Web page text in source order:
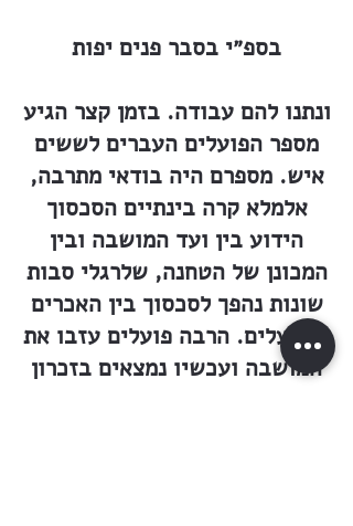
בספ״י בסבר פנים יפות
ונתנו להם עבודה. בזמן קצר הגיע
מספר הפועלים העברים לששים
איש. מספרם היה בודאי מתרבה,
אלמלא קרה בינתיים הסכסוך
הידוע בין ועד המושבה ובין
המכונן של הטחנה, שלרגלי סבות
שונות נהפך לסכסוך בין האכרים
והפועלים. הרבה פועלים עזבו את
המושבה ועכשיו נמצאים בזכרון